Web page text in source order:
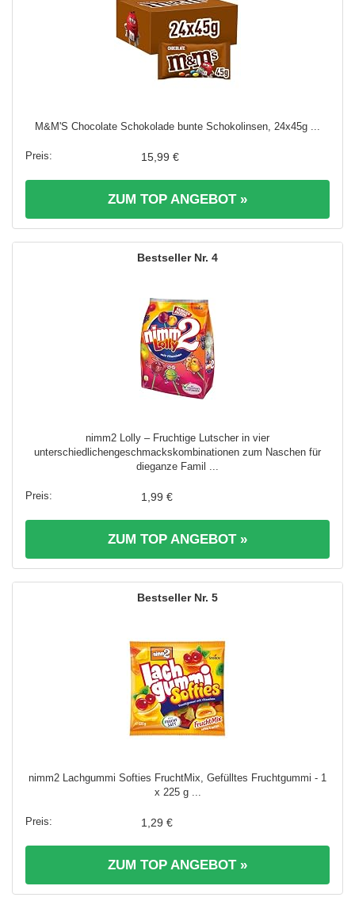
M&M'S Chocolate Schokolade bunte Schokolinsen, 24x45g ...
15,99 €
ZUM TOP ANGEBOT »
4
nimm2 Lolly – Fruchtige Lutscher in vier
unterschiedlichengeschmackskombinationen zum Naschen für
dieganze Famil ...
1,99 €
ZUM TOP ANGEBOT »
5
nimm2 Lachgummi Softies FruchtMix, Gefülltes Fruchtgummi - 1
x 225 g ...
1,29 €
ZUM TOP ANGEBOT »